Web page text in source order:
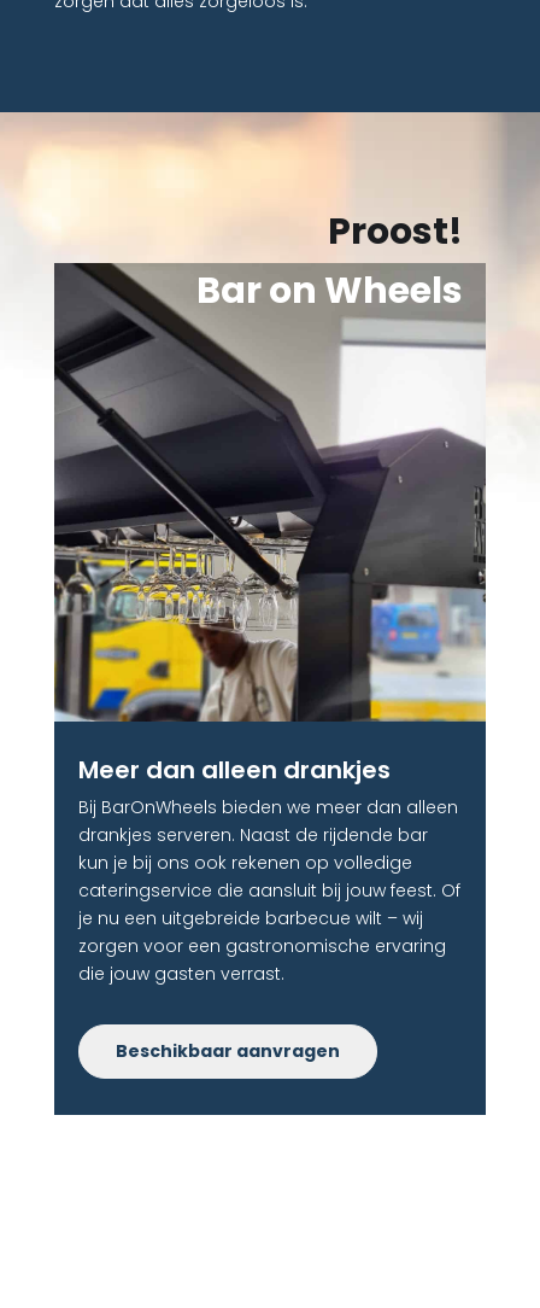
Proost!
Bar on Wheels
Meer dan alleen drankjes​
Bij BarOnWheels bieden we meer dan alleen
drankjes serveren. Naast de rijdende bar
kun je bij ons ook rekenen op volledige
cateringservice die aansluit bij jouw feest. Of
je nu een uitgebreide barbecue wilt – wij
zorgen voor een gastronomische ervaring
die jouw gasten verrast.
Beschikbaar aanvragen